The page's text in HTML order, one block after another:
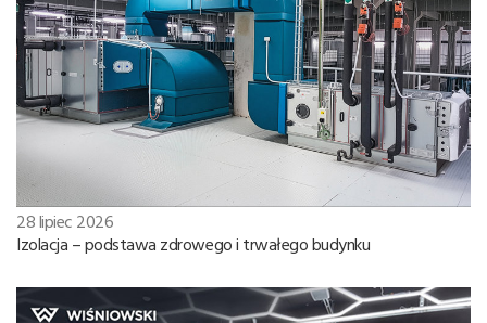
28 lipiec 2026
Izolacja – podstawa zdrowego i trwałego budynku